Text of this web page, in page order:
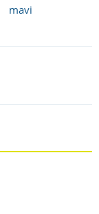
mavi